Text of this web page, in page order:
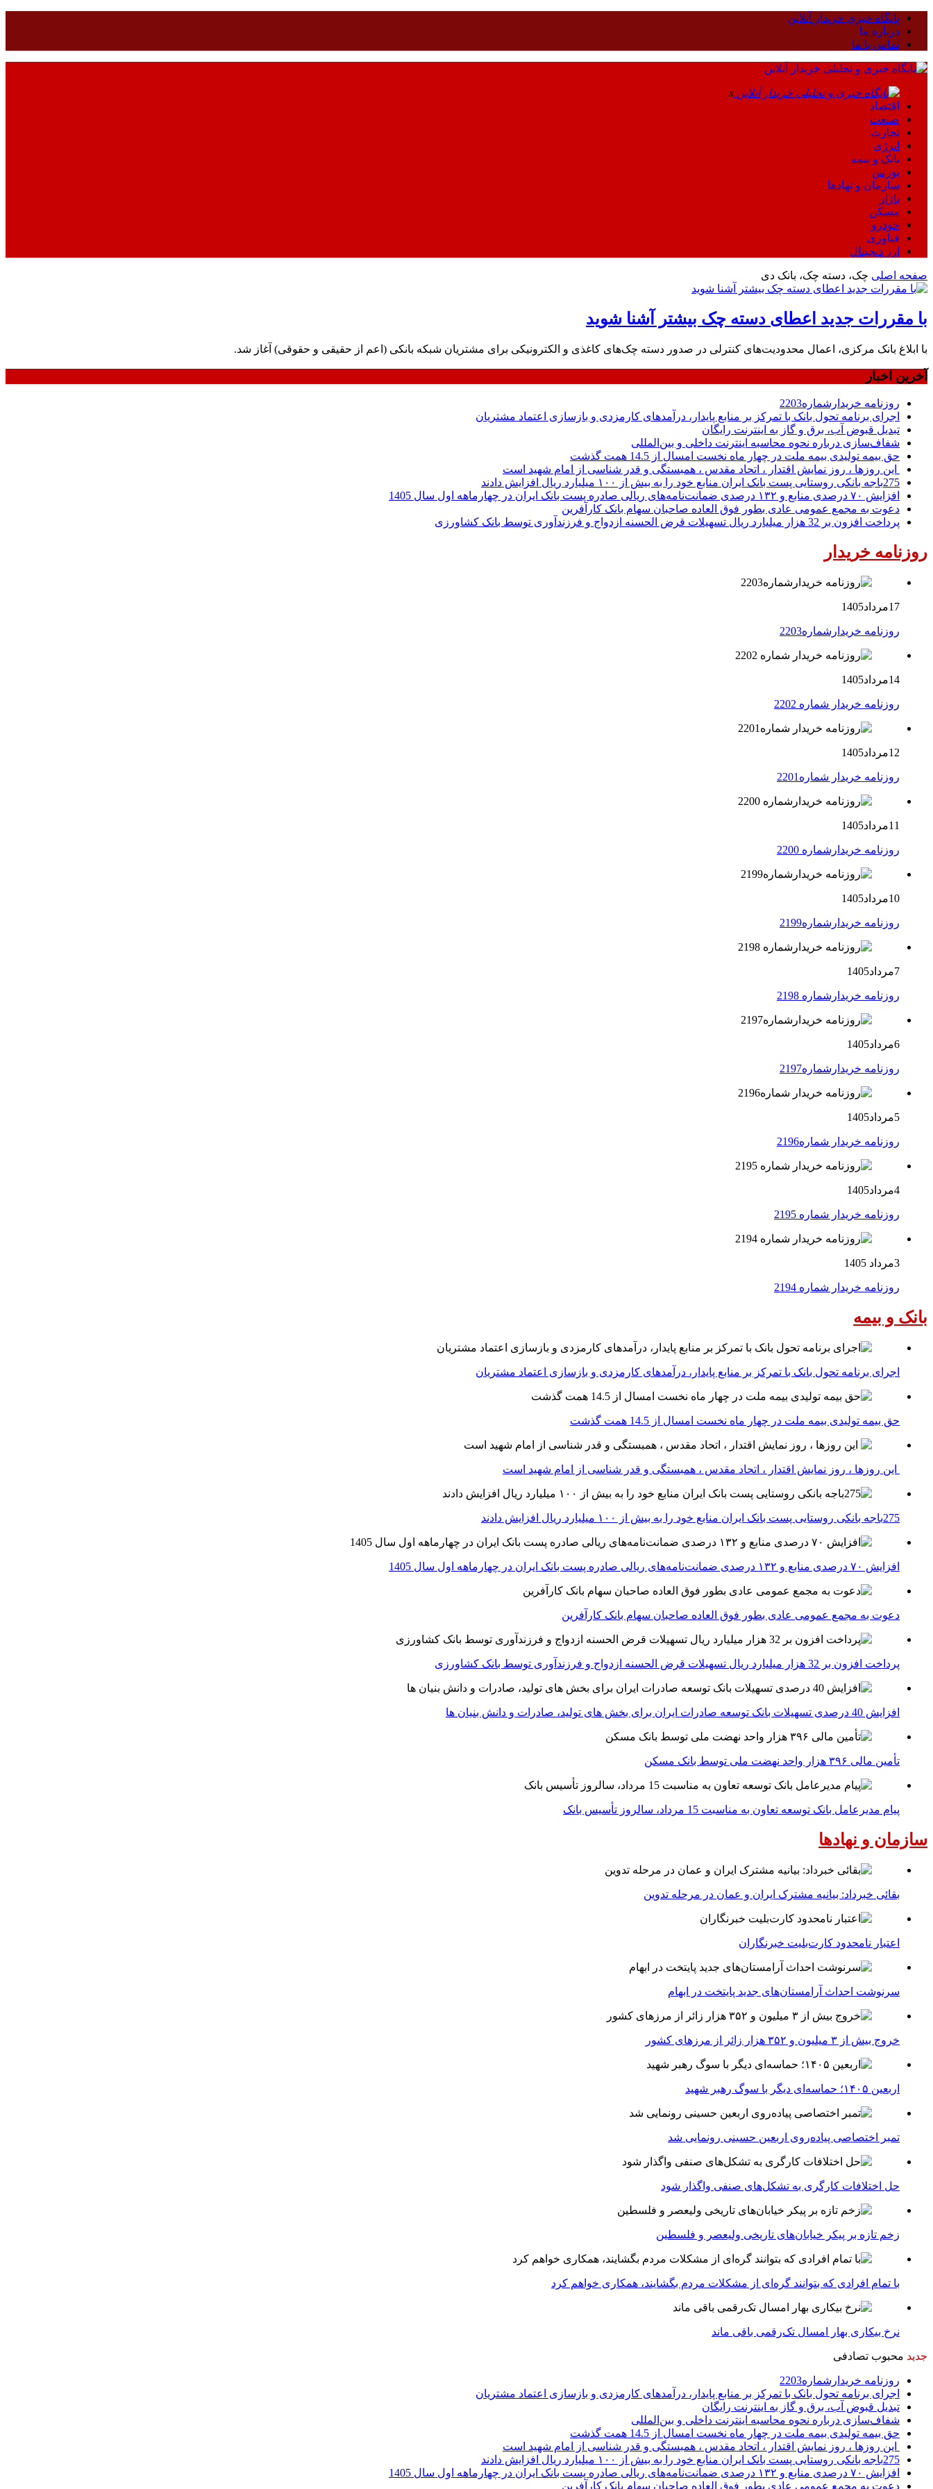
پایگاه خبری خریدار آنلاین
درباره ما
تماس با ما
x
اقتصاد
صنعت
تجارت
انرژی
بانک و بیمه
بورس
سازمان و نهادها
بازار
مسکن
خودرو
فناوری
ارز دیجیتال
صفحه اصلی چک، دسته چک، بانک دی
با مقررات جدید اعطای دسته چک بیشتر آشنا شوید
با ابلاغ بانک مرکزی، اعمال محدودیت‌های کنترلی در صدور دسته چک‌های کاغذی و الکترونیکی برای مشتریان شبکه بانکی (اعم از حقیقی و حقوقی) آغاز شد.
آخرین اخبار
روزنامه خریدارشماره2203
اجرای برنامه تحول بانک با تمرکز بر منابع پایدار، درآمدهای کارمزدی و بازسازی اعتماد مشتریان
تبدیل قبوض آب، برق و گاز به اینترنت رایگان
شفاف‌سازی درباره نحوه محاسبه اینترنت داخلی و بین‌المللی
حق بیمه تولیدی بیمه ملت در چهار ماه نخست امسال از 14.5 همت گذشت
این روزها ، روز نمایش اقتدار ، اتحاد مقدس ، همبستگی و قدر شناسی از امام شهید است
275باجه بانکی روستایی پست بانک ایران منابع خود را به بیش از ۱۰۰ میلیارد ریال افزایش دادند
افزایش ۷۰ درصدی منابع و ۱۳۲ درصدی ضمانت‌نامه‌های ریالی صادره پست بانک ایران در چهارماهه اول سال 1405
دعوت به مجمع عمومی عادی بطور فوق العاده صاحبان سهام بانک کارآفرین
پرداخت افزون بر 32 هزار میلیارد ریال تسهیلات قرض الحسنه ازدواج و فرزندآوری توسط بانک کشاورزی
روزنامه خریدار
17مرداد1405
روزنامه خریدارشماره2203
14مرداد1405
روزنامه خریدار شماره 2202
12مرداد1405
روزنامه خریدار شماره2201
11مرداد1405
روزنامه خریدارشماره 2200
10مرداد1405
روزنامه خریدارشماره2199
7مرداد1405
روزنامه خریدارشماره 2198
6مرداد1405
روزنامه خریدارشماره2197
5مرداد1405
روزنامه خریدار شماره2196
4مرداد1405
روزنامه خریدار شماره 2195
3مرداد 1405
روزنامه خریدار شماره 2194
بانک و بیمه
اجرای برنامه تحول بانک با تمرکز بر منابع پایدار، درآمدهای کارمزدی و بازسازی اعتماد مشتریان
حق بیمه تولیدی بیمه ملت در چهار ماه نخست امسال از 14.5 همت گذشت
این روزها ، روز نمایش اقتدار ، اتحاد مقدس ، همبستگی و قدر شناسی از امام شهید است
275باجه بانکی روستایی پست بانک ایران منابع خود را به بیش از ۱۰۰ میلیارد ریال افزایش دادند
افزایش ۷۰ درصدی منابع و ۱۳۲ درصدی ضمانت‌نامه‌های ریالی صادره پست بانک ایران در چهارماهه اول سال 1405
دعوت به مجمع عمومی عادی بطور فوق العاده صاحبان سهام بانک کارآفرین
پرداخت افزون بر 32 هزار میلیارد ریال تسهیلات قرض الحسنه ازدواج و فرزندآوری توسط بانک کشاورزی
افزایش 40 درصدی تسهیلات بانک توسعه صادرات ایران برای بخش های تولید، صادرات و دانش بنیان ها
تأمین مالی ۳۹۶ هزار واحد نهضت ملی توسط بانک مسکن
پیام مدیرعامل بانک توسعه تعاون به مناسبت 15 مرداد، سالروز تأسیس بانک
سازمان و نهادها
بقائی خبرداد: بیانیه مشترک ایران و عمان در مرحله تدوین
اعتبار نامحدود کارت‌بلیت خبرنگاران
سرنوشت احداث آرامستان‌های جدید پایتخت در ابهام
خروج بیش از ۳ میلیون و ۳۵۲ هزار زائر از مرزهای کشور
اربعین ۱۴۰۵؛ حماسه‌ای دیگر با سوگ رهبر شهید
تمبر اختصاصی پیاده‌روی اربعین حسینی رونمایی شد
حل اختلافات کارگری به تشکل‌های صنفی واگذار شود
زخم تازه بر پیکر خیابان‌های تاریخی ولیعصر و فلسطین
با تمام افرادی که بتوانند گره‌ای از مشکلات مردم بگشایند، همکاری خواهم کرد
نرخ بیکاری بهار امسال تک‌رقمی باقی ماند
جدید محبوب تصادفی
روزنامه خریدارشماره2203
اجرای برنامه تحول بانک با تمرکز بر منابع پایدار، درآمدهای کارمزدی و بازسازی اعتماد مشتریان
تبدیل قبوض آب، برق و گاز به اینترنت رایگان
شفاف‌سازی درباره نحوه محاسبه اینترنت داخلی و بین‌المللی
حق بیمه تولیدی بیمه ملت در چهار ماه نخست امسال از 14.5 همت گذشت
این روزها ، روز نمایش اقتدار ، اتحاد مقدس ، همبستگی و قدر شناسی از امام شهید است
275باجه بانکی روستایی پست بانک ایران منابع خود را به بیش از ۱۰۰ میلیارد ریال افزایش دادند
افزایش ۷۰ درصدی منابع و ۱۳۲ درصدی ضمانت‌نامه‌های ریالی صادره پست بانک ایران در چهارماهه اول سال 1405
دعوت به مجمع عمومی عادی بطور فوق العاده صاحبان سهام بانک کارآفرین